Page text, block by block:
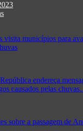
visita municípios para
endereça
causados pelas
sobre a passagem de